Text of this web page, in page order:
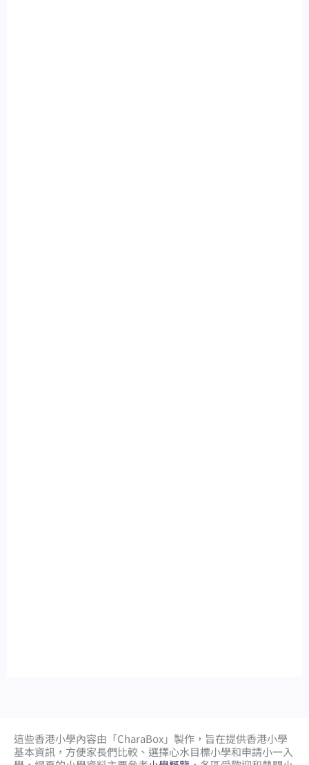
這些香港小學內容由「CharaBox」製作，旨在提供香港小學
基本資訊，方便家長們比較、 選擇心水目標小學和申請小一入